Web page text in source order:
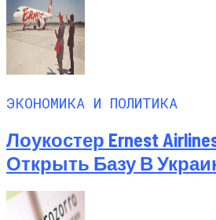
ЭКОНОМИКА И ПОЛИТИКА
Лоукостер Ernest
Открыть Базу В